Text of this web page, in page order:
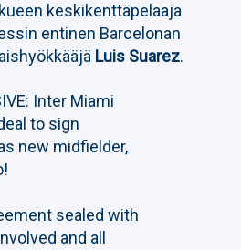
keskikenttäpelaaja
entinen Barcelonan
Luis Suarez.
Inter Miami
to sign
new midfielder,
sealed with
and all